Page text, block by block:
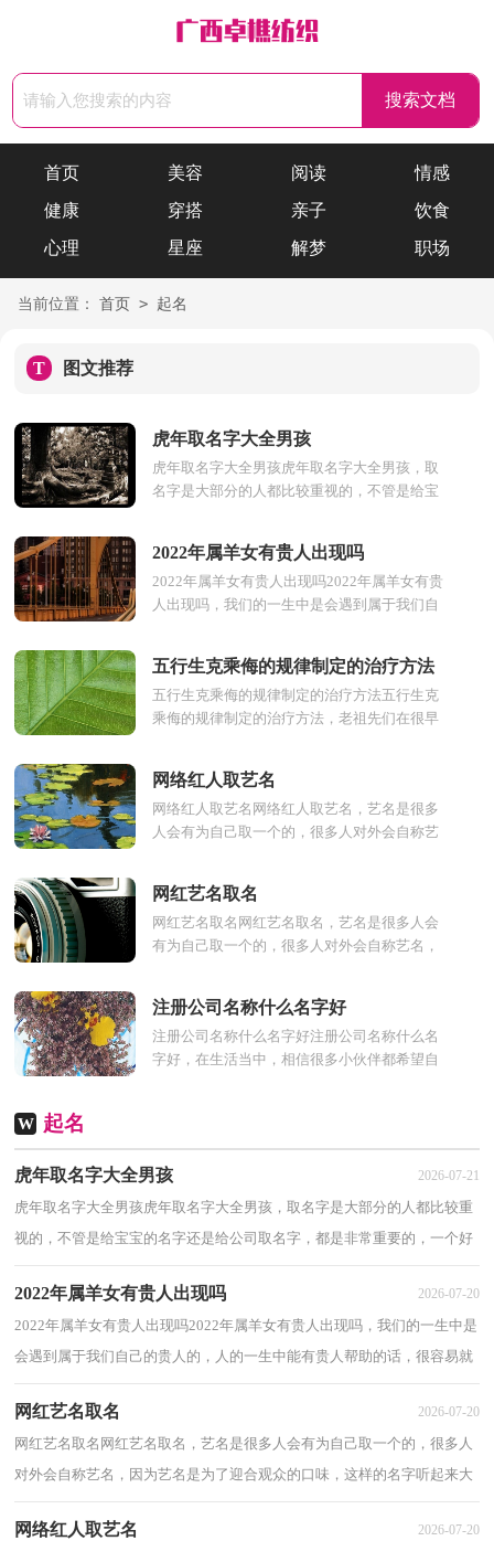
首页 美容 阅读
情感
健康
穿搭 亲子
饮食
心理
星座 解梦 职场
当前位置： 首页 > 起名
T 图文推荐
虎年取名字大全男孩
虎年取名字大全男孩虎年取名字大全男孩，取
名字是大部分的人都比较重视的，不管是给宝
2022年属羊女有贵人出现吗
2022年属羊女有贵人出现吗2022年属羊女有贵
人出现吗，我们的一生中是会遇到属于我们自
五行生克乘侮的规律制定的治疗方法
五行生克乘侮的规律制定的治疗方法五行生克
乘侮的规律制定的治疗方法，老祖先们在很早
网络红人取艺名
网络红人取艺名网络红人取艺名，艺名是很多
人会有为自己取一个的，很多人对外会自称艺
网红艺名取名
网红艺名取名网红艺名取名，艺名是很多人会
有为自己取一个的，很多人对外会自称艺名，
注册公司名称什么名字好
注册公司名称什么名字好注册公司名称什么名
字好，在生活当中，相信很多小伙伴都希望自
W 起名
虎年取名字大全男孩 2026-07-21
虎年取名字大全男孩虎年取名字大全男孩，取名字是大部分的人都比较重
视的，不管是给宝宝的名字还是给公司取名字，都是非常重要的，一个好
的名字对发展等都有所帮助，以下虎年取名字大...
2022年属羊女有贵人出现吗 2026-07-20
2022年属羊女有贵人出现吗2022年属羊女有贵人出现吗，我们的一生中是
会遇到属于我们自己的贵人的，人的一生中能有贵人帮助的话，很容易就
能成功，所以说贵人是我们人生道路上不可或...
网红艺名取名 2026-07-20
网红艺名取名网红艺名取名，艺名是很多人会有为自己取一个的，很多人
对外会自称艺名，因为艺名是为了迎合观众的口味，这样的名字听起来大
多都很有艺术感，并且有利于传播，下面看看网红...
网络红人取艺名 2026-07-20